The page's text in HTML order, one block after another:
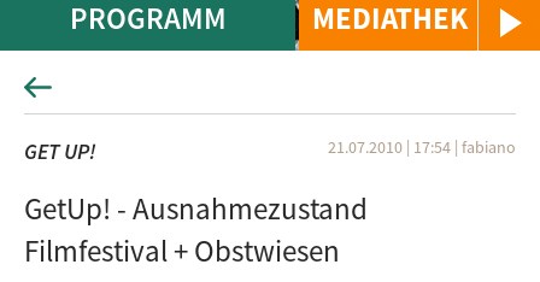
MEDIATHEK
PROGRAMM
GET UP! 21.07.2010 | 17:54 | fabiano
GetUp! - Ausnahmezustand
Filmfestival + Obstwiesen